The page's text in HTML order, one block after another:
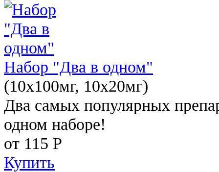
Набор "Два в одном"
(10x100мг, 10x20мг)
Два самых популярных
одном наборе!
от 115 Р
Купить